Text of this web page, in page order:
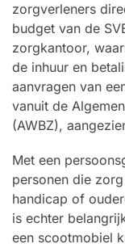
zorgverleners
budget van de
zorgkantoor,
de inhuur en
aanvragen van
vanuit de
(AWBZ),
Met een
personen die
handicap of
is echter
een scootmobiel